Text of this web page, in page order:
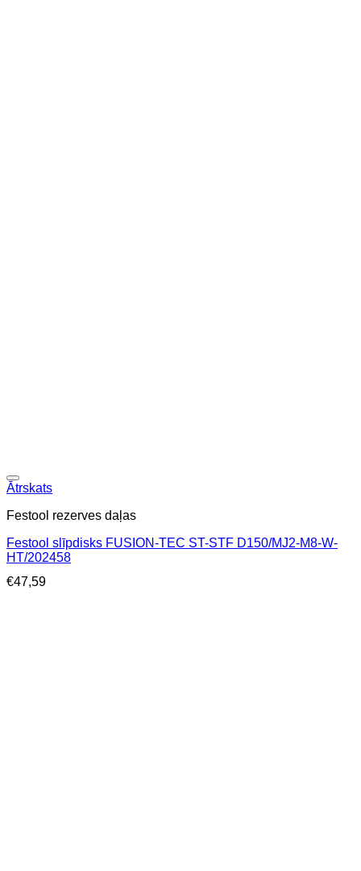
Ātrskats
Festool rezerves daļas
Festool slīpdisks FUSION-TEC ST-STF D150/MJ2-M8-W-
HT/202458
€47,59